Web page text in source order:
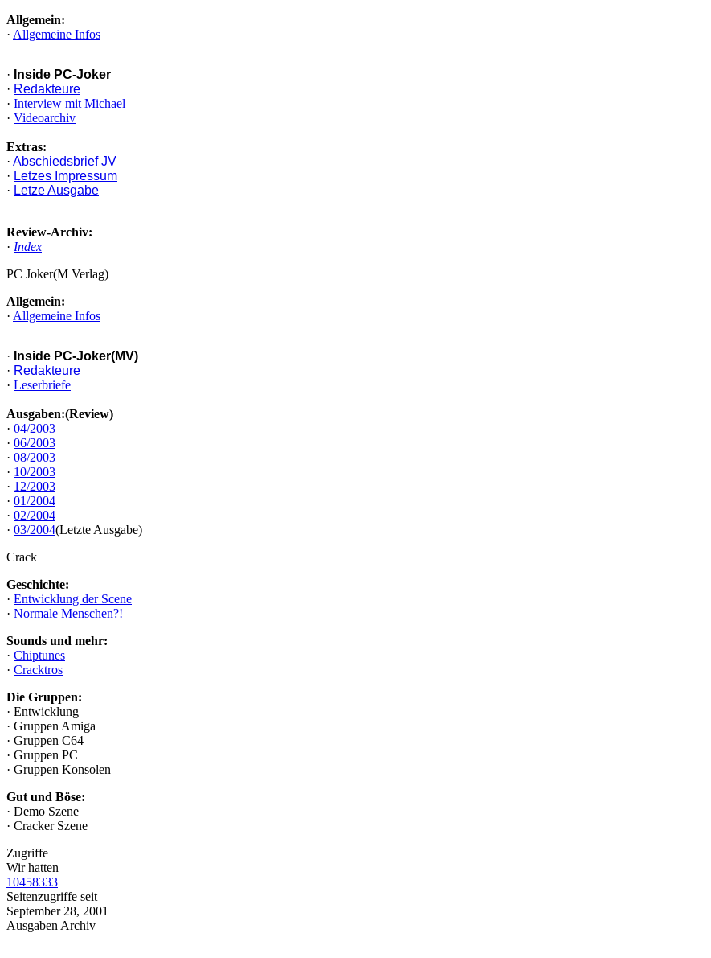
Allgemein:
· Allgemeine Infos
· Inside PC-Joker
· Redakteure
· Interview mit Michael
· Videoarchiv
Extras:
· Abschiedsbrief JV
· Letzes Impressum
· Letze Ausgabe
Review-Archiv:
· Index
PC Joker(M Verlag)
Allgemein:
· Allgemeine Infos
· Inside PC-Joker(MV)
· Redakteure
· Leserbriefe
Ausgaben:(Review)
· 04/2003
· 06/2003
· 08/2003
· 10/2003
· 12/2003
· 01/2004
· 02/2004
· 03/2004(Letzte Ausgabe)
Crack
Geschichte:
· Entwicklung der Scene
· Normale Menschen?!
Sounds und mehr:
· Chiptunes
· Cracktros
Die Gruppen:
· Entwicklung
· Gruppen Amiga
· Gruppen C64
· Gruppen PC
· Gruppen Konsolen
Gut und Böse:
· Demo Szene
· Cracker Szene
Zugriffe
Wir hatten
10458333
Seitenzugriffe seit
September 28, 2001
Ausgaben Archiv